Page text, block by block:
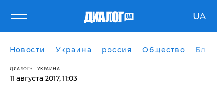
UA
Новости Украина россия Общество
ДИАЛОГ УКРАИНА
11 августа 2017, 11:03